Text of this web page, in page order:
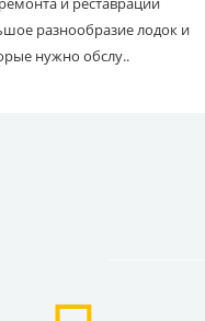
разнообразие лодок и
нужно обслу..